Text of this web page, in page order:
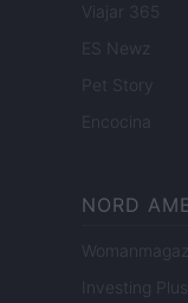
Viajar 365
ES Newz
Pet Story
Encocina
NORD
Investing Plus